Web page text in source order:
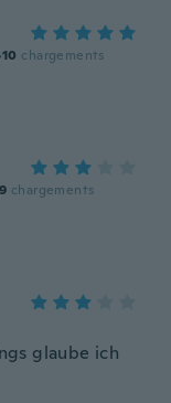
chargements
chargements
glaube ich